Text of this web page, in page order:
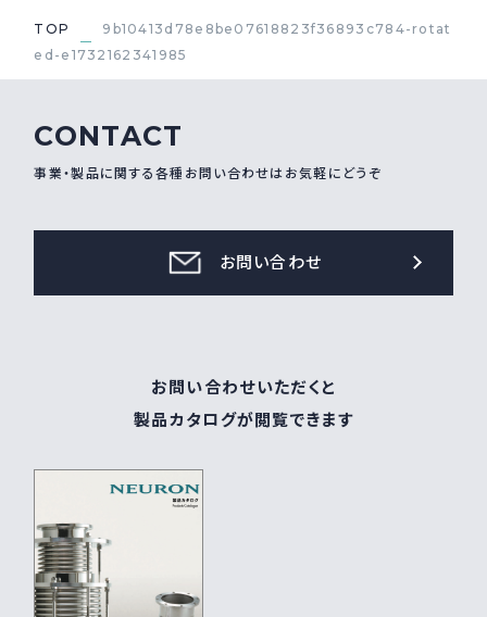
webカタログ
TOP
9b10413d78e8be07618823f36893c784-rotat
ed-e1732162341985
CONTACT
事業・製品に関する各種お問い合わせはお気軽にどうぞ
お問い合わせ
お問い合わせいただくと
製品カタログが閲覧できます